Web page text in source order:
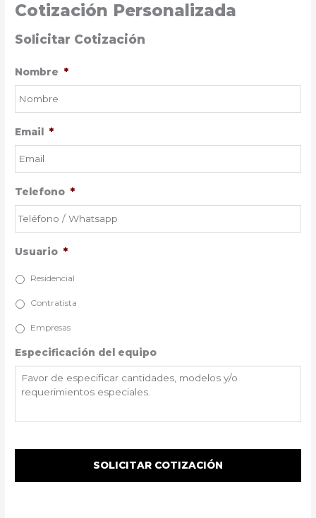
Cotización Personalizada
Solicitar Cotización
Nombre *
Email *
Telefono *
Usuario *
Residencial
Contratista
Empresas
Especificación del equipo